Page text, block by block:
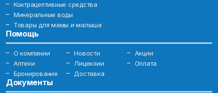
Контрацептивные средства
Минеральные воды
Товары для мамы и малыша
Помощь
О компании Новости
Акции
Аптеки
Лицензии
Оплата
Бронирование
Доставка
Документы